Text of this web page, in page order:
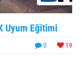
Uyum Eğitimi
0 19